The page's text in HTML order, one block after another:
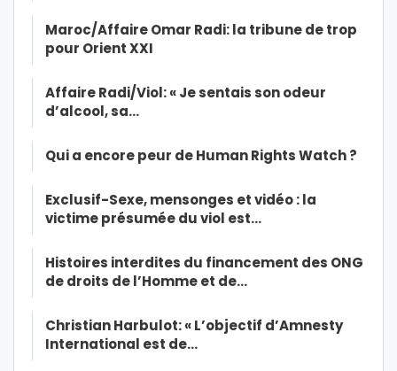
Maroc/Affaire Omar Radi: la tribune de trop
pour Orient XXI
Affaire Radi/Viol: « Je sentais son odeur
d’alcool, sa…
Qui a encore peur de Human Rights Watch ?
Exclusif-Sexe, mensonges et vidéo : la
victime présumée du viol est…
Histoires interdites du financement des ONG
de droits de l’Homme et de…
Christian Harbulot: « L’objectif d’Amnesty
International est de…